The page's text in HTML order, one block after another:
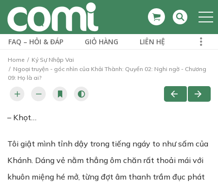
FAQ – HỎI & ĐÁP GIỎ HÀNG LIÊN HỆ
Home
Ký Sự Nhập Vai
Ngoại truyện - góc nhìn của Khải Thành: Quyển 02: Nghi ngờ - Chương
09: Họ là ai?
– Khọt…
Tôi giật mình tỉnh dậy trong tiếng ngáy to như sấm của
Khánh. Dáng vẻ nằm thẳng ôm chăn rất thoải mái với
khuôn miệng hé mở, từng đợt âm thanh trầm đục phát